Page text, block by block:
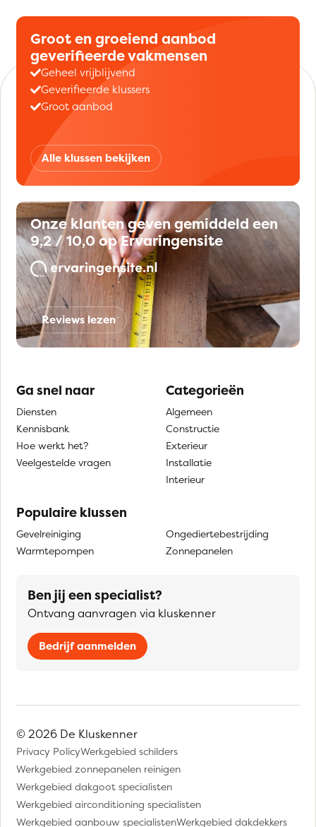
Groot en groeiend aanbod
geverifieerde vakmensen
Geheel vrijblijvend
Geverifieerde klussers
Groot aanbod
Alle klussen bekijken
Onze klanten geven gemiddeld een
9,2 / 10,0 op Ervaringensite
Reviews lezen
Ga snel naar
Diensten
Kennisbank
Hoe werkt het?
Veelgestelde vragen
Categorieën
Algemeen
Constructie
Exterieur
Installatie
Interieur
Populaire klussen
Gevelreiniging
Warmtepompen
Ongediertebestrijding
Zonnepanelen
Ben jij een specialist?
Ontvang aanvragen via kluskenner
Bedrijf aanmelden
© 2026 De Kluskenner
Privacy PolicyWerkgebied schilders
Werkgebied zonnepanelen reinigen
Werkgebied dakgoot specialisten
Werkgebied airconditioning specialisten
Werkgebied aanbouw specialistenWerkgebied dakdekkers